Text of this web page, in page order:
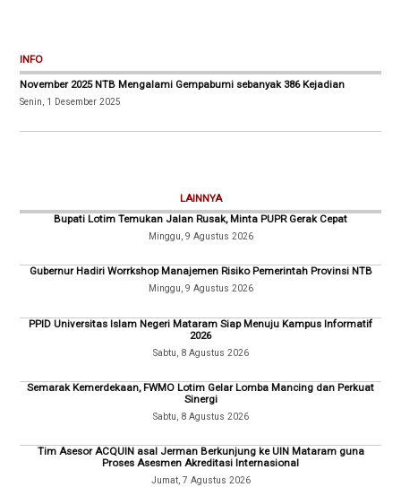
INFO
November 2025 NTB Mengalami Gempabumi sebanyak 386 Kejadian
Senin, 1 Desember 2025
LAINNYA
Bupati Lotim Temukan Jalan Rusak, Minta PUPR Gerak Cepat
Minggu, 9 Agustus 2026
Gubernur Hadiri Worrkshop Manajemen Risiko Pemerintah Provinsi NTB
Minggu, 9 Agustus 2026
PPID Universitas Islam Negeri Mataram Siap Menuju Kampus Informatif
2026
Sabtu, 8 Agustus 2026
Semarak Kemerdekaan, FWMO Lotim Gelar Lomba Mancing dan Perkuat
Sinergi
Sabtu, 8 Agustus 2026
Tim Asesor ACQUIN asal Jerman Berkunjung ke UIN Mataram guna
Proses Asesmen Akreditasi Internasional
Jumat, 7 Agustus 2026